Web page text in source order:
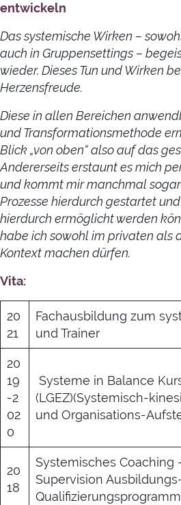
entwickeln
Das systemische Wirken –
auch in Gruppensettings –
wieder. Dieses Tun und Wirken
Herzensfreude.
Diese in allen Bereichen
und Transformationsmethode
Blick „von oben“ also auf das
Andererseits erstaunt es mich
und kommt mir manchmal
Prozesse hierdurch gestartet
hierdurch ermöglicht werden
habe ich sowohl im privaten als
Kontext machen dürfen.
Vita:
20
21
Fachausbildung zum
und Trainer
20
19
-2
02
0
Systeme in Balance
(LGEZ)(Systemisch-
und Organisations-
20
18
Systemisches Coaching
Supervision